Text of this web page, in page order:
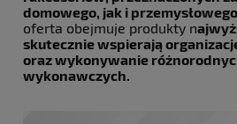
domowego, jak i przemysłowego.
oferta obejmuje produkty n
skutecznie wspierają
oraz wykonywanie
wykonawczych.